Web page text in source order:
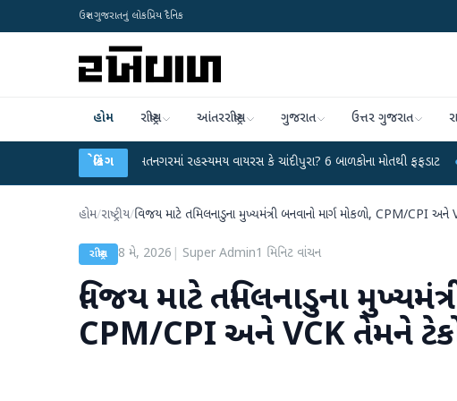
ઉત્તર ગુજરાતનું લોકપ્રિય દૈનિક
હોમ રાષ્ટ્રીય આંતરરાષ્ટ્રીય ગુજરાત ઉત્તર ગુજરાત
બ્રેકિંગ
હિંમતનગરમાં રહસ્યમય વાયરસ કે ચાંદીપુરા? 6 બાળકોના મોતથી ફફડાટ ● હવામાન
હોમ/રાષ્ટ્રીય/વિજય માટે તમિલનાડુના મુખ્યમંત્રી બનવાનો માર્ગ મોકળો, CPM/CPI
રાષ્ટ્રીય 8 મે, 2026 Super Admin1 મિનિટ વાંચન
વિજય માટે તમિલનાડુના
CPM/CPI અને VCK તેમને